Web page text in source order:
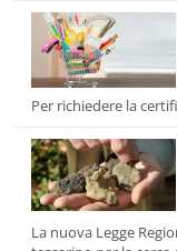
Per richiedere la
La nuova Legge